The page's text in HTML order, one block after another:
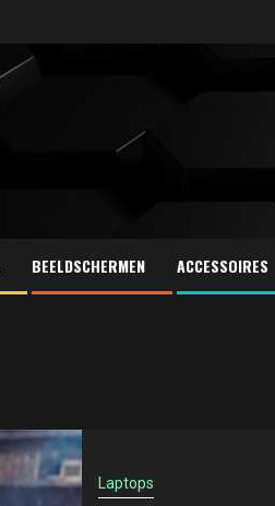
BEELDSCHERMEN ACCESSOIRES
Laptops